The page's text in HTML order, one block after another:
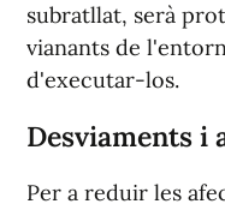
subratllat, serà
vianants de
d'executar-los.
Desviaments i
Per a reduir les